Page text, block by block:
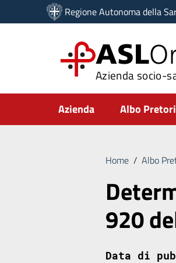
Vai ai contenuti
Vai al menu di navigazione
Regione Autonoma della
ASL
Azienda socio-
Submenu
Azienda Albo
Home / Albo
920
Data di